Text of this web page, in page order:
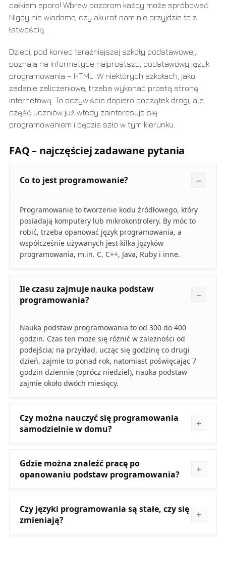
całkiem sporo! Wbrew pozorom każdy może spróbować.
Nigdy nie wiadomo, czy akurat nam nie przyjdzie to z
łatwością.
Dzieci, pod koniec teraźniejszej szkoły podstawowej,
poznają na informatyce najprostszy, podstawowy język
programowania – HTML. W niektórych szkołach, jako
zadanie zaliczeniowe, trzeba wykonać prostą stronę
internetową. To oczywiście dopiero początek drogi, ale
część uczniów już wtedy zainteresuje się
programowaniem i będzie szło w tym kierunku.
FAQ – najczęściej zadawane pytania
Co to jest programowanie?
Programowanie to tworzenie kodu źródłowego, który
posiadają komputery lub mikrokontrolery. By móc to
robić, trzeba opanować język programowania, a
współcześnie używanych jest kilka języków
programowania, m.in. C, C++, Java, Ruby i inne.
Ile czasu zajmuje nauka podstaw
programowania?
Nauka podstaw programowania to od 300 do 400
godzin. Czas ten może się różnić w zależności od
podejścia; na przykład, ucząc się godzinę co drugi
dzień, zajmie to ponad rok, natomiast poświęcając 7
godzin dziennie (oprócz niedziel), nauka podstaw
zajmie około dwóch miesięcy.
Czy można nauczyć się programowania
samodzielnie w domu?
Gdzie można znaleźć pracę po
opanowaniu podstaw programowania?
Czy języki programowania są stałe, czy się
zmieniają?